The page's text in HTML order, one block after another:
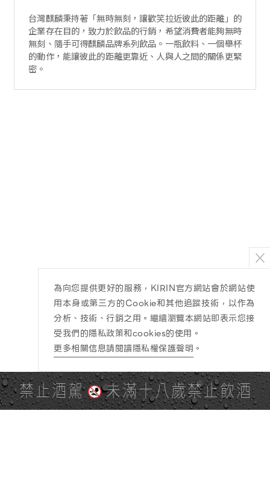
台灣麒麟秉持著「無時無刻，讓歡笑拉近彼此的距離」的
企業存在目的，致力於飲品的行銷，希望消費者能夠無時
無刻、隨手可得麒麟品牌系列飲品。一瓶飲料、一個舉杯
的動作，能讓彼此的距離更靠近、人與人之間的關係更緊
密。
禁止酒駕 未滿十八歲禁止飲酒
為向您提供更好的服務，KIRIN官方網站會於網站使
用本身或第三方的Cookie和其他追蹤技術，以作為
分析、技術、行銷之用。繼續瀏覽本網站即表示您接
受我們的隱私政策和cookies的使用。
更多相關信息請閱讀隱私權保護聲明 。
PAGE TOP